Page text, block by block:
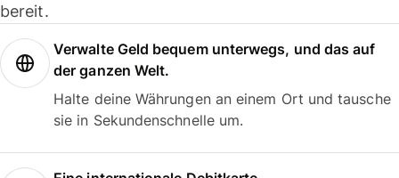
bereit.
Verwalte Geld bequem unterwegs, und das auf
der ganzen Welt.
Halte deine Währungen an einem Ort und tausche
sie in Sekundenschnelle um.